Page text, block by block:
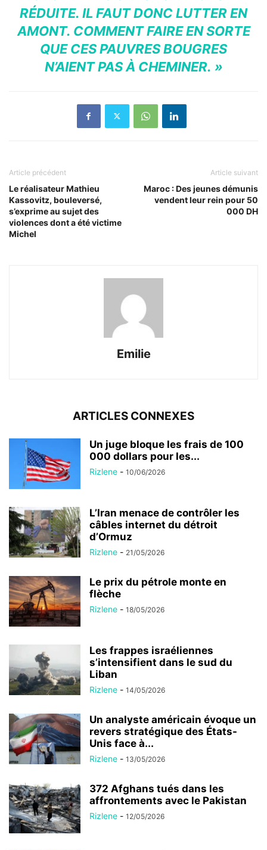
RÉDUITE. IL FAUT DONC LUTTER EN
AMONT. COMMENT FAIRE EN SORTE
QUE CES PAUVRES BOUGRES
N’AIENT PAS À CHEMINER. »
Article précédent
Le réalisateur Mathieu
Kassovitz, bouleversé,
s’exprime au sujet des
violences dont a été victime
Michel
Article suivant
Maroc : Des jeunes démunis
vendent leur rein pour 50
000 DH
Emilie
ARTICLES CONNEXES
Un juge bloque les frais de 100
000 dollars pour les...
Rizlene - 10/06/2026
L’Iran menace de contrôler les
câbles internet du détroit
d’Ormuz
Rizlene - 21/05/2026
Le prix du pétrole monte en
flèche
Rizlene - 18/05/2026
Les frappes israéliennes
s’intensifient dans le sud du
Liban
Rizlene - 14/05/2026
Un analyste américain évoque un
revers stratégique des États-
Unis face à...
Rizlene - 13/05/2026
372 Afghans tués dans les
affrontements avec le Pakistan
Rizlene - 12/05/2026